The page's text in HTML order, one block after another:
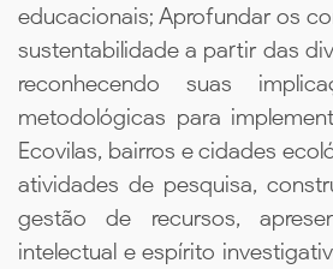
educacionais; Aprofundar os
sustentabilidade a partir das
reconhecendo suas
metodológicas para
Ecovilas, bairros e cidades
atividades de pesquisa,
gestão de recursos,
intelectual e espírito